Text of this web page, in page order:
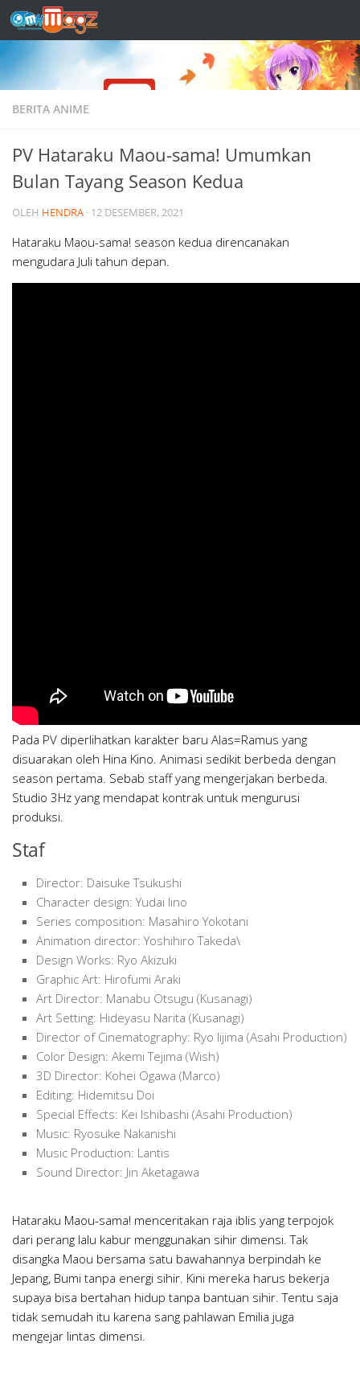
Skip to content
BERITA ANIME
PV Hataraku Maou-sama! Umumkan
Bulan Tayang Season Kedua
OLEH HENDRA · 12 DESEMBER, 2021
Hataraku Maou-sama! season kedua direncanakan
mengudara Juli tahun depan.
Pada PV diperlihatkan karakter baru Alas=Ramus yang
disuarakan oleh Hina Kino. Animasi sedikit berbeda dengan
season pertama. Sebab staff yang mengerjakan berbeda.
Studio 3Hz yang mendapat kontrak untuk mengurusi
produksi.
Staf
Director: Daisuke Tsukushi
Character design: Yudai Iino
Series composition: Masahiro Yokotani
Animation director: Yoshihiro Takeda\
Design Works: Ryo Akizuki
Graphic Art: Hirofumi Araki
Art Director: Manabu Otsugu (Kusanagi)
Art Setting: Hideyasu Narita (Kusanagi)
Director of Cinematography: Ryo Iijima (Asahi Production)
Color Design: Akemi Tejima (Wish)
3D Director: Kohei Ogawa (Marco)
Editing: Hidemitsu Doi
Special Effects: Kei Ishibashi (Asahi Production)
Music: Ryosuke Nakanishi
Music Production: Lantis
Sound Director: Jin Aketagawa
Hataraku Maou-sama! menceritakan raja iblis yang terpojok
dari perang lalu kabur menggunakan sihir dimensi. Tak
disangka Maou bersama satu bawahannya berpindah ke
Jepang, Bumi tanpa energi sihir. Kini mereka harus bekerja
supaya bisa bertahan hidup tanpa bantuan sihir. Tentu saja
tidak semudah itu karena sang pahlawan Emilia juga
mengejar lintas dimensi.